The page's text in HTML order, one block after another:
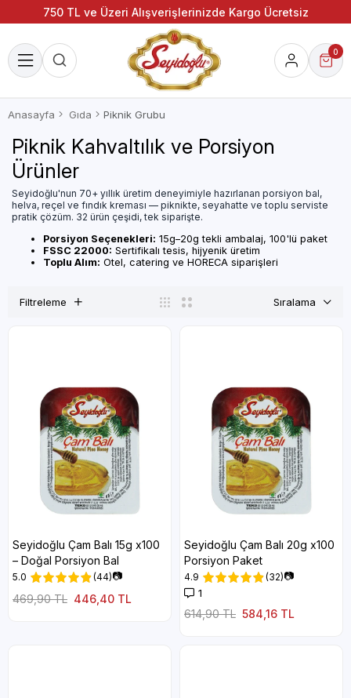
750 TL ve Üzeri Alışverişlerinizde Kargo Ücretsiz
0
Anasayfa Gıda Piknik Grubu
Piknik Kahvaltılık ve Porsiyon
Ürünler
Seyidoğlu'nun 70+ yıllık üretim deneyimiyle hazırlanan porsiyon bal,
helva, reçel ve fındık kreması — piknikte, seyahatte ve toplu serviste
pratik çözüm. 32 ürün çeşidi, tek siparişte.
Porsiyon Seçenekleri: 15g–20g tekli ambalaj, 100'lü paket
FSSC 22000: Sertifikalı tesis, hijyenik üretim
Toplu Alım: Otel, catering ve HORECA siparişleri
Filtreleme Sıralama
Seyidoğlu Çam Balı 15g x100
– Doğal Porsiyon Bal
5.0 (44)📷
446,40 TL
469,90 TL
Seyidoğlu Çam Balı 20g x100
Porsiyon Paket
4.9 (32)📷
1
584,16 TL
614,90 TL